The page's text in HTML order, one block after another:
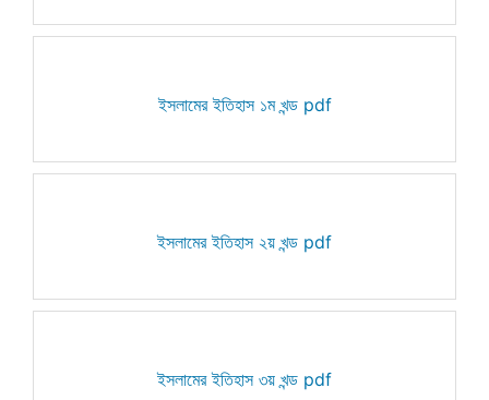
ইসলামের ইতিহাস ১ম খন্ড pdf
ইসলামের ইতিহাস ২য় খন্ড pdf
ইসলামের ইতিহাস ৩য় খন্ড pdf